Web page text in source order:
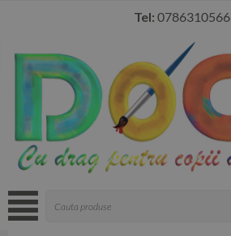
Tel: 0786310566